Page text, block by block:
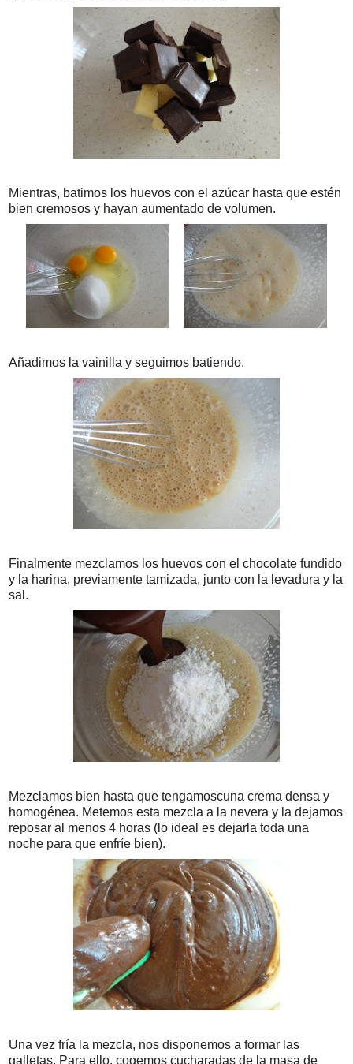
Mientras, batimos los huevos con el azúcar hasta que estén
bien cremosos y hayan aumentado de volumen.
Añadimos la vainilla y seguimos batiendo.
Finalmente mezclamos los huevos con el chocolate fundido
y la harina, previamente tamizada, junto con la levadura y la
sal.
Mezclamos bien hasta que tengamoscuna crema densa y
homogénea. Metemos esta mezcla a la nevera y la dejamos
reposar al menos 4 horas (lo ideal es dejarla toda una
noche para que enfríe bien).
Una vez fría la mezcla, nos disponemos a formar las
galletas. Para ello, cogemos cucharadas de la masa de